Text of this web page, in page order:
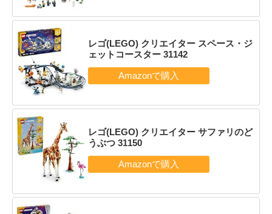
レゴ(LEGO) クリエイター スペース・ジ
ェットコースター 31142
レゴ(LEGO) クリエイター サファリのど
うぶつ 31150